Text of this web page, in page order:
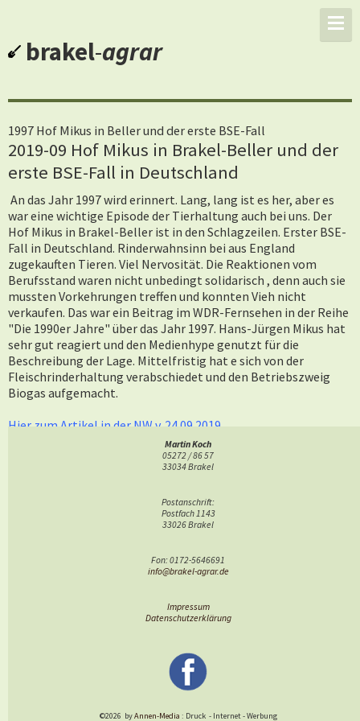
brakel-agrar
1997 Hof Mikus in Beller und der erste BSE-Fall
2019-09 Hof Mikus in Brakel-Beller und der
erste BSE-Fall in Deutschland
An das Jahr 1997 wird erinnert. Lang, lang ist es her, aber es
war eine wichtige Episode der Tierhaltung auch bei uns. Der
Hof Mikus in Brakel-Beller ist in den Schlagzeilen. Erster BSE-
Fall in Deutschland. Rinderwahnsinn bei aus England
zugekauften Tieren. Viel Nervosität. Die Reaktionen vom
Berufsstand waren nicht unbedingt solidarisch , denn auch sie
mussten Vorkehrungen treffen und konnten Vieh nicht
verkaufen. Das war ein Beitrag im WDR-Fernsehen in der Reihe
"Die 1990er Jahre" über das Jahr 1997. Hans-Jürgen Mikus hat
sehr gut reagiert und den Medienhype genutzt für die
Beschreibung der Lage. Mittelfristig hat e sich von der
Fleischrinderhaltung verabschiedet und den Betriebszweig
Biogas aufgemacht.
Hier zum Artikel in der NW v. 24.09.2019
Martin Koch
05272 / 86 57
33034 Brakel
Postanschrift:
Postfach 1143
33026 Brakel
Fon: 0172-5646691
info@brakel-agrar.de
Impressum
Datenschutzerklärung
©2026 byAnnen-Media : Druck - Internet-Werbung